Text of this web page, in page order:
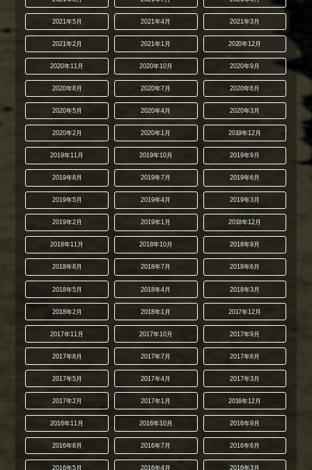
2021年5月 2021年4月 2021年3月
2021年2月 2021年1月 2020年12月
2020年11月 2020年10月 2020年9月
2020年8月 2020年7月 2020年6月
2020年5月 2020年4月 2020年3月
2020年2月 2020年1月 2019年12月
2019年11月 2019年10月 2019年9月
2019年8月 2019年7月 2019年6月
2019年5月 2019年4月 2019年3月
2019年2月 2019年1月 2018年12月
2018年11月 2018年10月 2018年9月
2018年8月 2018年7月 2018年6月
2018年5月 2018年4月 2018年3月
2018年2月 2018年1月 2017年12月
2017年11月 2017年10月 2017年9月
2017年8月 2017年7月 2017年6月
2017年5月 2017年4月 2017年3月
2017年2月 2017年1月 2016年12月
2016年11月 2016年10月 2016年9月
2016年8月 2016年7月 2016年6月
2016年5月 2016年4月 2016年3月